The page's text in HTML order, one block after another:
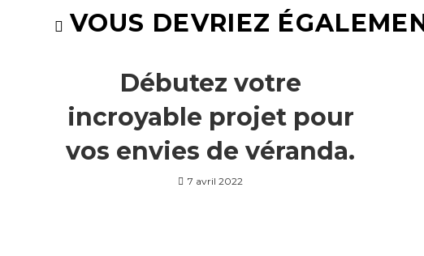
VOUS DEVRIEZ
Débutez votre
incroyable projet pour
vos envies de véranda.
7 avril 2022